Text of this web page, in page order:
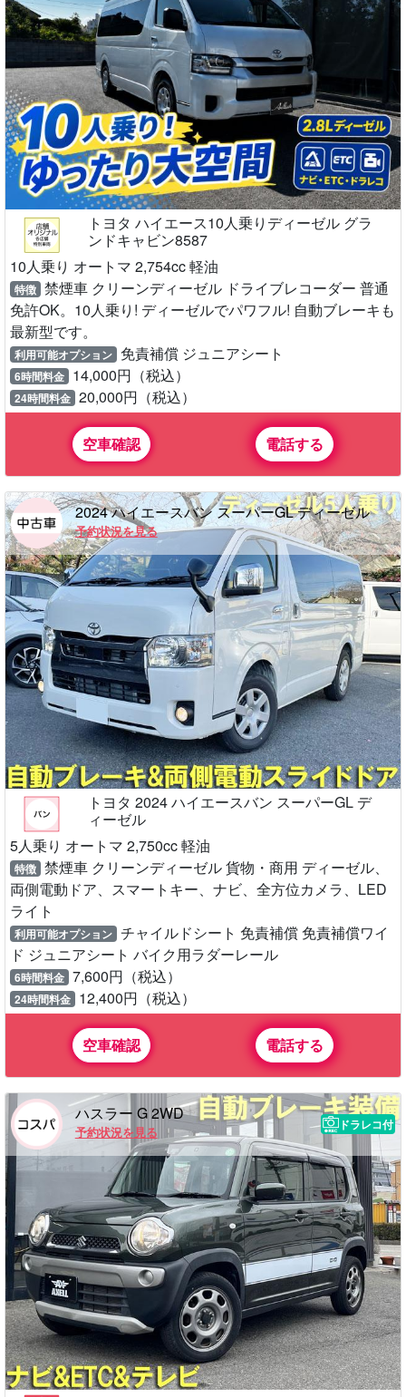
トヨタ ハイエース10人乗りディーゼル グラ
ンドキャビン8587
10人乗り オートマ 2,754cc 軽油
特徴 禁煙車 クリーンディーゼル ドライブレコーダー 普通
免許OK。10人乗り! ディーゼルでパワフル! 自動ブレーキも
最新型です。
利用可能オプション 免責補償 ジュニアシート
6時間料金 14,000円（税込）
24時間料金 20,000円（税込）
空車確認 電話する
2024 ハイエースバン スーパーGL ディーゼル
予約状況を見る
トヨタ 2024 ハイエースバン スーパーGL デ
ィーゼル
5人乗り オートマ 2,750cc 軽油
特徴 禁煙車 クリーンディーゼル 貨物・商用 ディーゼル、
両側電動ドア、スマートキー、ナビ、全方位カメラ、LED
ライト
利用可能オプション チャイルドシート 免責補償 免責補償ワイ
ド ジュニアシート バイク用ラダーレール
6時間料金 7,600円（税込）
24時間料金 12,400円（税込）
空車確認 電話する
ハスラー G 2WD
予約状況を見る
ドラレコ付